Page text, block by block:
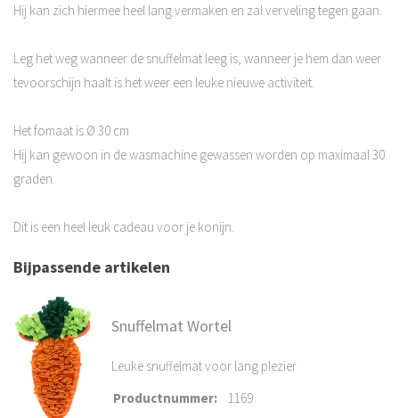
Hij kan zich hiermee heel lang vermaken en zal verveling tegen gaan.
Leg het weg wanneer de snuffelmat leeg is, wanneer je hem dan weer
tevoorschijn haalt is het weer een leuke nieuwe activiteit.
Het fomaat is Ø 30 cm
Hij kan gewoon in de wasmachine gewassen worden op maximaal 30
graden.
Dit is een heel leuk cadeau voor je konijn.
Bijpassende artikelen
Snuffelmat Wortel
Leuke snuffelmat voor lang plezier
Productnummer:
1169